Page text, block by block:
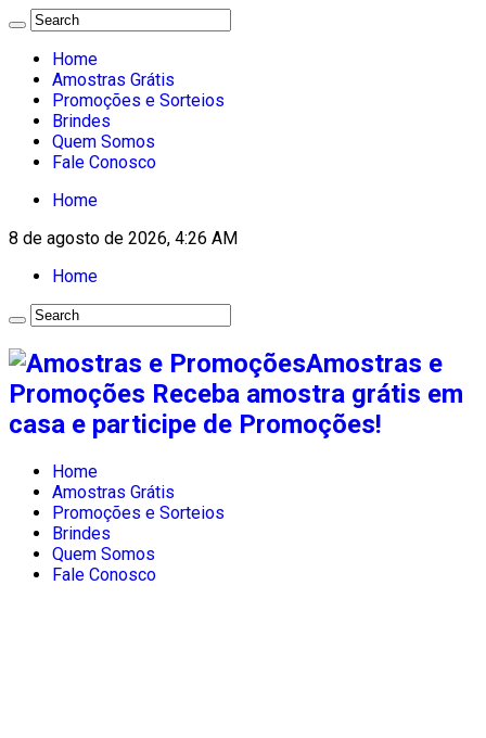
Home
Amostras Grátis
Promoções e Sorteios
Brindes
Quem Somos
Fale Conosco
Home
8 de agosto de 2026, 4:26 AM
Home
Amostras e
Promoções Receba amostra grátis em
casa e participe de Promoções!
Home
Amostras Grátis
Promoções e Sorteios
Brindes
Quem Somos
Fale Conosco